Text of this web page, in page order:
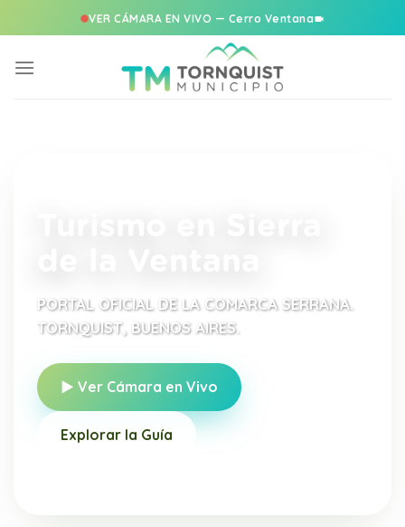
VER CÁMARA EN VIVO — Cerro Ventana
PORTAL OFICIAL DE LA COMARCA SERRANA.
TORNQUIST, BUENOS AIRES.
▶ Ver Cámara en Vivo
Explorar la Guía